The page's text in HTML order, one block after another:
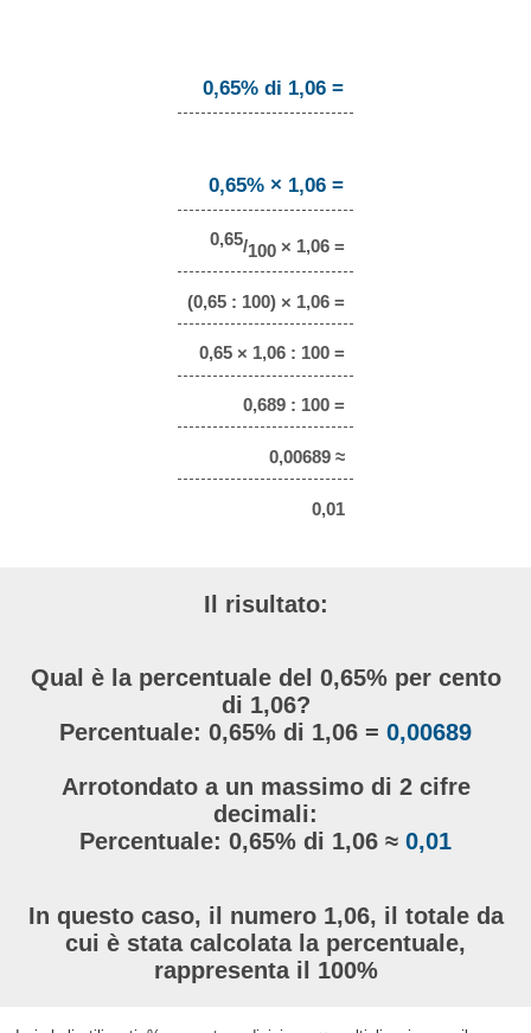
0,65% di 1,06 =
0,65% × 1,06 =
0,65/100× 1,06 =
(0,65 : 100) × 1,06 =
0,65 × 1,06 : 100 =
0,689 : 100 =
0,00689 ≈
0,01
Il risultato:
Qual è la percentuale del 0,65% per cento
di 1,06?
Percentuale: 0,65% di 1,06 = 0,00689
Arrotondato a un massimo di 2 cifre
decimali:
Percentuale: 0,65% di 1,06 ≈ 0,01
In questo caso, il numero 1,06, il totale da
cui è stata calcolata la percentuale,
rappresenta il 100%